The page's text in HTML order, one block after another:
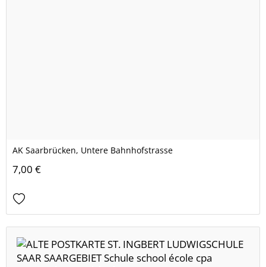
AK Saarbrücken, Untere Bahnhofstrasse
7,00 €